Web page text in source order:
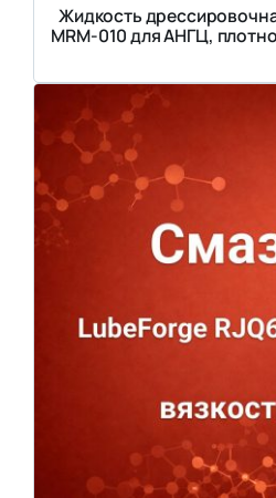
Жидкость
MRM-010 для АНГЦ,